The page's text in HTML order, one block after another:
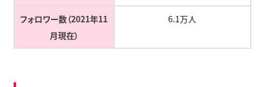
フォロワー数（2021年11
月現在）
6.1万人